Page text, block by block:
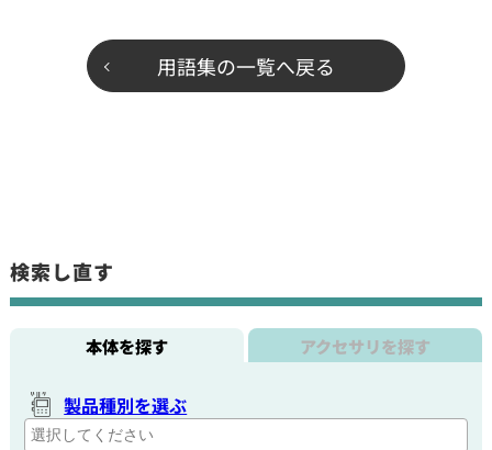
用語集の一覧へ戻る
検索し直す
本体を探す アクセサリを探す
製品種別を選ぶ